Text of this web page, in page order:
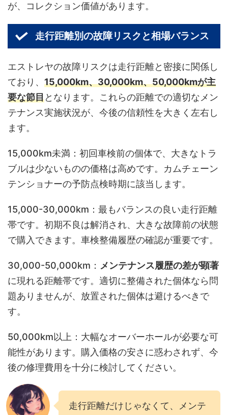
が、コレクション価値があります。
走行距離別の故障リスクと相場バランス
エストレヤの故障リスクは走行距離と密接に関係し
ており、 15,000km、30,000km、50,000kmが主
要な節目となります。これらの距離での適切なメン
テナンス実施状況が、今後の信頼性を大きく左右し
ます。
15,000km未満：初回車検前の個体で、大きなトラ
ブルは少ないものの価格は高めです。カムチェーン
テンショナーの予防点検時期に該当します。
15,000-30,000km：最もバランスの良い走行距離
帯です。初期不良は解消され、大きな故障前の状態
で購入できます。車検整備履歴の確認が重要です。
30,000-50,000km： メンテナンス履歴の差が顕著
に現れる距離帯です。適切に整備された個体なら問
題ありませんが、放置された個体は避けるべきで
す。
50,000km以上：大幅なオーバーホールが必要な可
能性があります。購入価格の安さに惑わされず、今
後の修理費用を十分に検討してください。
走行距離だけじゃなくて、メンテ